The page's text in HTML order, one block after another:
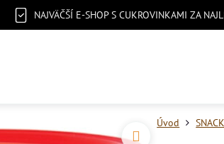
NAJVÄČŠÍ E-SHOP S CUKROVINKAMI ZA
Úvod SNACK